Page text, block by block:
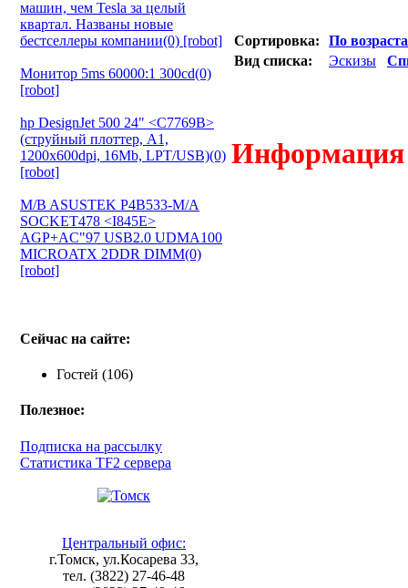
машин, чем Tesla за целый
квартал. Названы новые
бестселлеры компании(0) [robot]
Монитор 5ms 60000:1 300cd(0)
[robot]
hp DesignJet 500 24" <C7769B>
(струйный плоттер, A1,
1200х600dpi, 16Mb, LPT/USB)(0)
[robot]
M/B ASUSTEK P4B533-M/A
SOCKET478 <I845E>
AGP+AC"97 USB2.0 UDMA100
MICROATX 2DDR DIMM(0)
[robot]
Сейчас на сайте:
Гостей (106)
Полезное:
Подписка на рассылку
Статистика TF2 сервера
Центральный офис:
г.Томск, ул.Косарева 33,
тел. (3822) 27-46-48
Сортировка:
По
Вид списка:
Эскизы
Информация